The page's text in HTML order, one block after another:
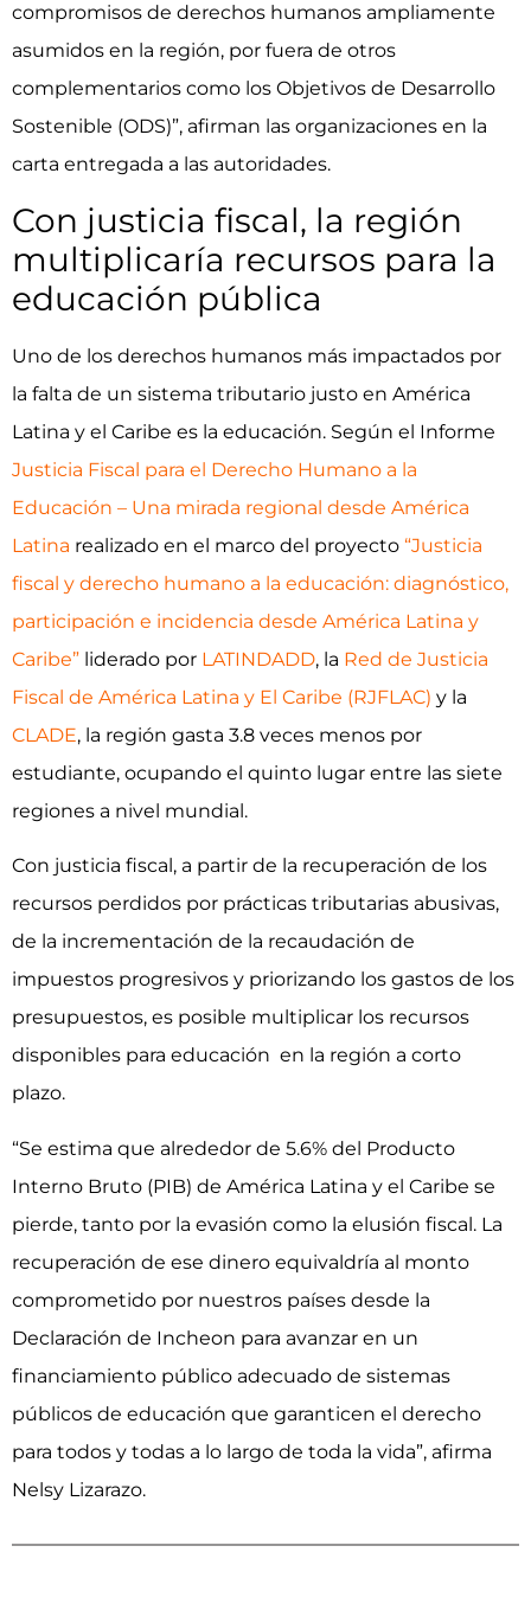
compromisos de derechos humanos ampliamente
asumidos en la región, por fuera de otros
complementarios como los Objetivos de Desarrollo
Sostenible (ODS)”, afirman las organizaciones en la
carta entregada a las autoridades.
Con justicia fiscal, la región
multiplicaría recursos para la
educación pública
Uno de los derechos humanos más impactados por
la falta de un sistema tributario justo en América
Latina y el Caribe es la educación. Según el Informe
Justicia Fiscal para el Derecho Humano a la
Educación – Una mirada regional desde América
Latina realizado en el marco del proyecto “Justicia
fiscal y derecho humano a la educación: diagnóstico,
participación e incidencia desde América Latina y
Caribe” liderado por LATINDADD, la Red de Justicia
Fiscal de América Latina y El Caribe (RJFLAC) y la
CLADE, la región gasta 3.8 veces menos por
estudiante, ocupando el quinto lugar entre las siete
regiones a nivel mundial.
Con justicia fiscal, a partir de la recuperación de los
recursos perdidos por prácticas tributarias abusivas,
de la incrementación de la recaudación de
impuestos progresivos y priorizando los gastos de los
presupuestos, es posible multiplicar los recursos
disponibles para educación en la región a corto
plazo.
“Se estima que alrededor de 5.6% del Producto
Interno Bruto (PIB) de América Latina y el Caribe se
pierde, tanto por la evasión como la elusión fiscal. La
recuperación de ese dinero equivaldría al monto
comprometido por nuestros países desde la
Declaración de Incheon para avanzar en un
financiamiento público adecuado de sistemas
públicos de educación que garanticen el derecho
para todos y todas a lo largo de toda la vida”, afirma
Nelsy Lizarazo.